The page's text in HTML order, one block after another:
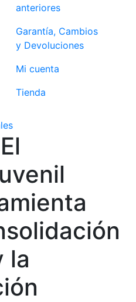
anteriores
Garantía, Cambios
y Devoluciones
Mi cuenta
Tienda
la